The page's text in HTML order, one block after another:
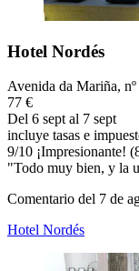
Hotel Nordés
Avenida da Mariña,
77 €
Del 6 sept al 7 sept
incluye tasas e
9/10 ¡Impresionante!
"Todo muy bien, y la
Comentario del 7 de
Hotel Nordés